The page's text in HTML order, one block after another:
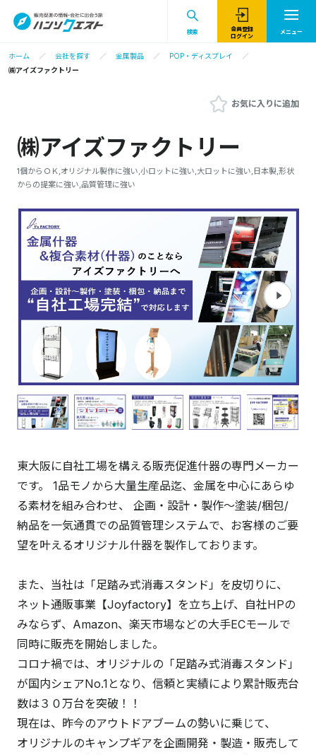
検索
会員登録
ログイン
メニュー
ホーム 会社を探す 金属製品
POP・ディスプレイ
㈱アイズファクトリー
お気に入りに追加
㈱アイズファクトリー
1個からＯＫ,オリジナル製作に強い,小ロットに強い,大ロットに強い,日本製,形状
からの提案に強い,品質管理に強い
東大阪に自社工場を構える販売促進什器の専門メーカー
です。 1品モノから大量生産品迄、金属を中心にあらゆ
る素材を組み合わせ、 企画・設計・製作～塗装/梱包/
納品を一気通貫での品質管理システムで、お客様のご要
望を叶えるオリジナル什器を製作しております。
また、当社は「足踏み式消毒スタンド」を皮切りに、
ネット通販事業【Joyfactory】を立ち上げ、自社HPの
みならず、Amazon、楽天市場などの大手ECモールで
同時に販売を開始しました。
コロナ禍では、オリジナルの「足踏み式消毒スタンド」
が国内シェアNo.1となり、信頼と実績により累計販売台
数は３０万台を突破！！
現在は、昨今のアウトドアブームの勢いに乗じて、
オリジナルのキャンプギアを企画開発・製造・販売して